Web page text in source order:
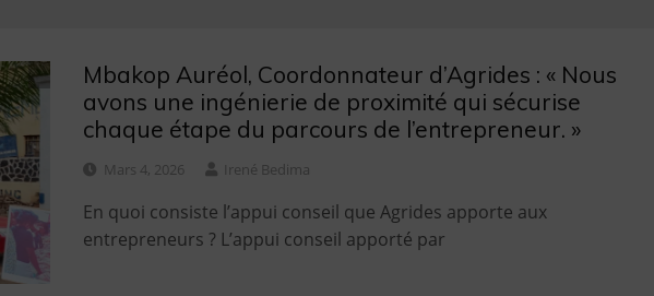
Mbakop Auréol, Coordonnateur d’Agrides : « Nous
avons une ingénierie de proximité qui sécurise
chaque étape du parcours de l’entrepreneur. »
Mars 4, 2026 Irené Bedima
En quoi consiste l’appui conseil que Agrides apporte aux
entrepreneurs ? L’appui conseil apporté par